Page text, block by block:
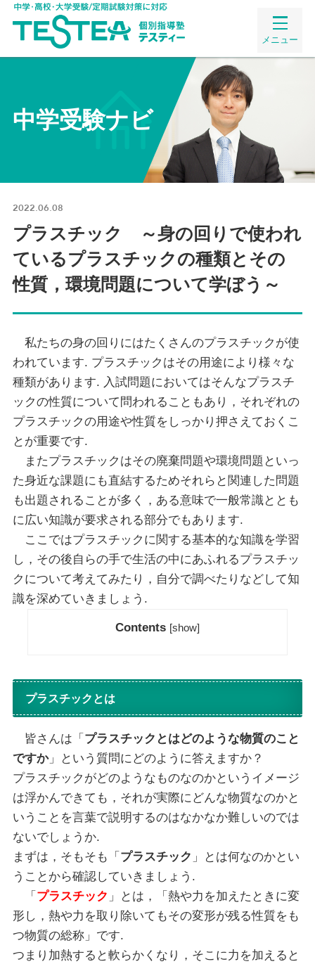
メニュー
中学受験ナビ
2022.06.08
プラスチック ～身の回りで使われ
ているプラスチックの種類とその
性質，環境問題について学ぼう～
私たちの身の回りにはたくさんのプラスチックが使
われています. プラスチックはその用途により様々な
種類があります. 入試問題においてはそんなプラスチ
ックの性質について問われることもあり，それぞれの
プラスチックの用途や性質をしっかり押さえておくこ
とが重要です.
またプラスチックはその廃棄問題や環境問題といっ
た身近な課題にも直結するためそれらと関連した問題
も出題されることが多く，ある意味で一般常識ととも
に広い知識が要求される部分でもあります.
ここではプラスチックに関する基本的な知識を学習
し，その後自らの手で生活の中にあふれるプラスチッ
クについて考えてみたり，自分で調べたりなどして知
識を深めていきましょう.
Contents [show]
プラスチックとは
皆さんは「 プラスチックとはどのような物質のこと
ですか」という質問にどのように答えますか？
プラスチックがどのようなものなのかというイメージ
は浮かんできても，それが実際にどんな物質なのかと
いうことを言葉で説明するのはなかなか難しいのでは
ないでしょうか.
まずは，そもそも「 プラスチック 」とは何なのかとい
うことから確認していきましょう.
「 プラスチック 」とは，「熱や力を加えたときに変
形し，熱や力を取り除いてもその変形が残る性質をも
つ物質の総称」です.
つまり加熱すると軟らかくなり，そこに力を加えると